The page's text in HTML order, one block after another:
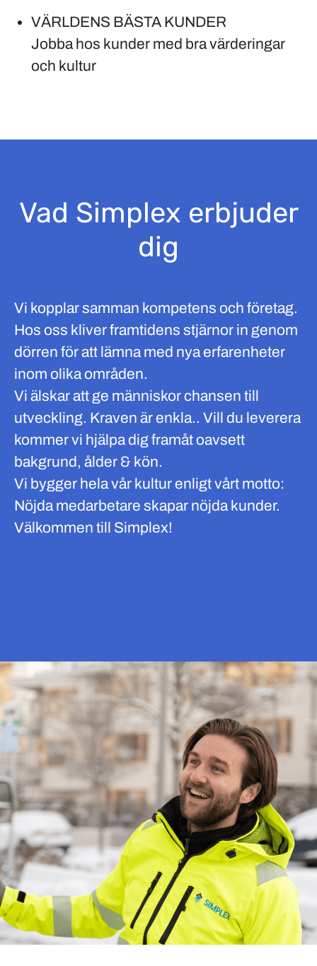
VÄRLDENS BÄSTA KUNDER
Jobba hos kunder med bra värderingar
och kultur
Vad Simplex erbjuder
dig
Vi kopplar samman kompetens och företag.
Hos oss kliver framtidens stjärnor in genom
dörren för att lämna med nya erfarenheter
inom olika områden.
Vi älskar att ge människor chansen till
utveckling. Kraven är enkla.. Vill du leverera
kommer vi hjälpa dig framåt oavsett
bakgrund, ålder & kön.
Vi bygger hela vår kultur enligt vårt motto:
Nöjda medarbetare skapar nöjda kunder.
Välkommen till Simplex!